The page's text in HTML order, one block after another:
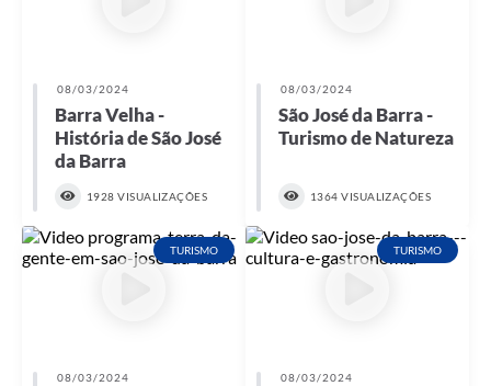
08/03/2024
Barra Velha -
História de São José
da Barra
1928 VISUALIZAÇÕES
08/03/2024
São José da Barra -
Turismo de Natureza
1364 VISUALIZAÇÕES
TURISMO
08/03/2024
TURISMO
08/03/2024